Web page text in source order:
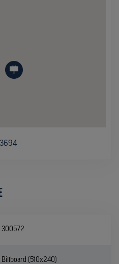
300572
Billboard (510x240)